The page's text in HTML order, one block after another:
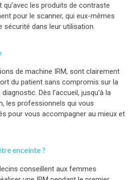
les produits de contraste
pour le scanner, qui eux-mêmes
sécurité dans leur utilisation.
de machine IRM, sont clairement
du patient sans compromis sur la
Dès l’accueil, jusqu’à la
les professionnels qui vous
pour vous accompagner au mieux et
enceinte ?
conseillent aux femmes